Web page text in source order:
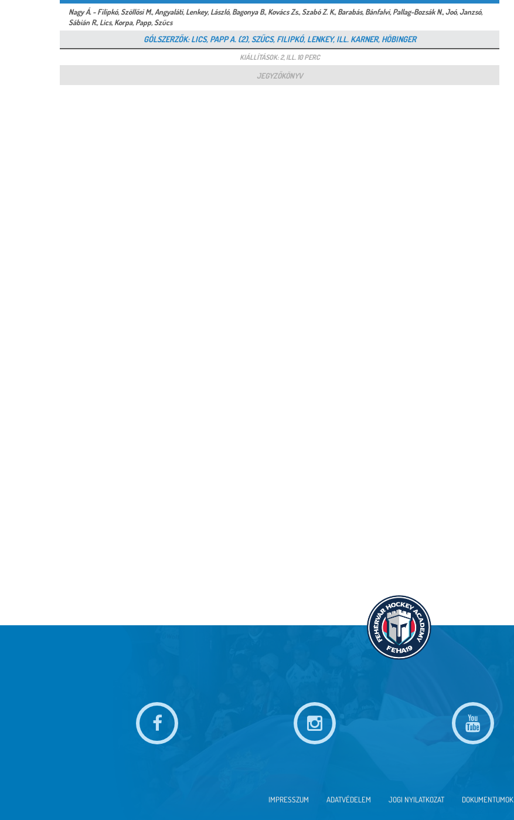
Nagy Á. - Filipkó, Szöllősi M., Angyaláti, Lenkey, László, Bagonya B., Kovács Zs., Szabó Z. K., Barabás, Bánfalvi, Pallag-Bozsák N., Joó, Janzsó,
Sábián R., Lics, Korpa, Papp, Szűcs
GÓLSZERZŐK: LICS, PAPP A. (2), SZŰCS, FILIPKÓ, LENKEY, ILL. KARNER, HÖBINGER
KIÁLLÍTÁSOK: 2, ILL. 10 PERC
JEGYZŐKÖNYV
IMPRESSZUM ADATVÉDELEM JOGI NYILATKOZAT DOKUMENTUMOK